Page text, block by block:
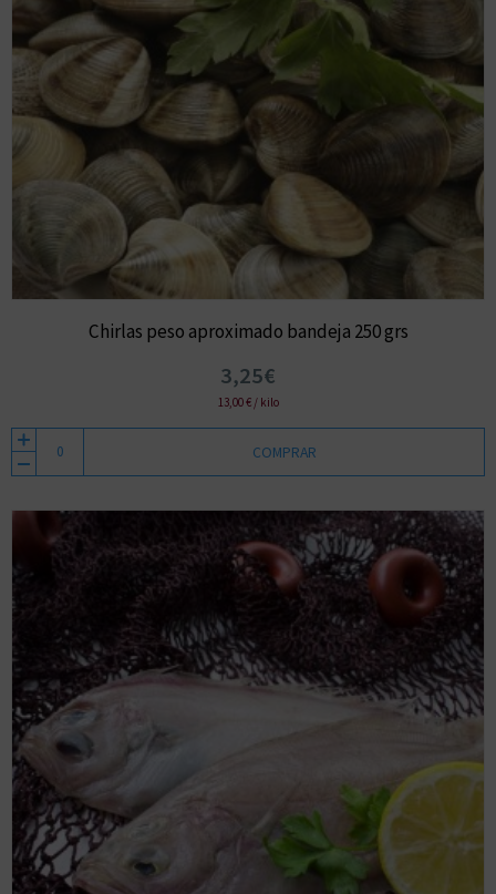
Chirlas peso aproximado bandeja 250 grs
3,25€
13,00 € / kilo
COMPRAR